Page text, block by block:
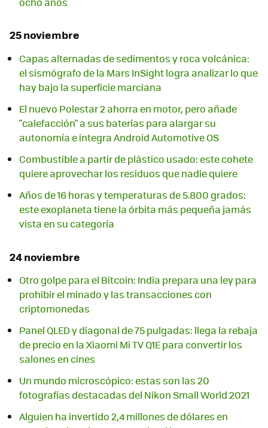
25 noviembre
Capas alternadas de sedimentos y roca volcánica:
el sismógrafo de la Mars InSight logra analizar lo que
hay bajo la superficie marciana
El nuevo Polestar 2 ahorra en motor, pero añade
"calefacción" a sus baterías para alargar su
autonomía e integra Android Automotive OS
Combustible a partir de plástico usado: este cohete
quiere aprovechar los residuos que nadie quiere
Años de 16 horas y temperaturas de 5.800 grados:
este exoplaneta tiene la órbita más pequeña jamás
vista en su categoría
24 noviembre
Otro golpe para el Bitcoin: India prepara una ley para
prohibir el minado y las transacciones con
criptomonedas
Panel QLED y diagonal de 75 pulgadas: llega la rebaja
de precio en la Xiaomi Mi TV Q1E para convertir los
salones en cines
Un mundo microscópico: estas son las 20
fotografías destacadas del Nikon Small World 2021
Alguien ha invertido 2,4 millones de dólares en